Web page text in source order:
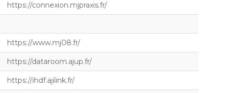
https://connexion.mjpraxis.fr/
https://www.mj08.fr/
https://dataroom.ajup.fr/
https://ihdf.ajilink.fr/